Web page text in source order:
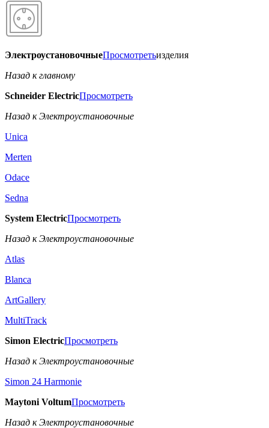
ЭлектроустановочныеПросмотретьизделия
Назад к главному
Schneider ElectricПросмотреть
Назад к Электроустановочные
Unica
Merten
Odace
Sedna
System ElectricПросмотреть
Назад к Электроустановочные
Atlas
Blanca
ArtGallery
MultiTrack
Simon ElectricПросмотреть
Назад к Электроустановочные
Simon 24 Harmonie
Maytoni VoltumПросмотреть
Назад к Электроустановочные